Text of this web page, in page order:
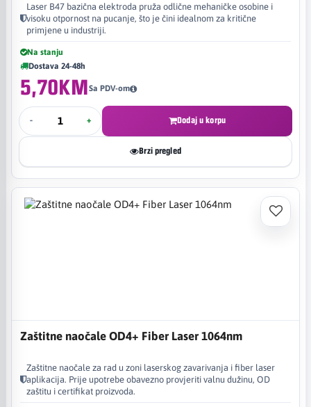
Laser B47 bazična elektroda pruža odlične mehaničke osobine i
visoku otpornost na pucanje, što je čini idealnom za kritične
primjene u industriji.
Na stanju
Dostava 24-48h
5,70KMSa PDV-om
- + Dodaj u korpu
Brzi pregled
Zaštitne naočale OD4+ Fiber Laser 1064nm
Zaštitne naočale za rad u zoni laserskog zavarivanja i fiber laser
aplikacija. Prije upotrebe obavezno provjeriti valnu dužinu, OD
zaštitu i certifikat proizvoda.